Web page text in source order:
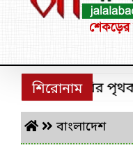
শিরোনাম
শ্রীমঙ্গলে ডিবির পৃথক
বাংলাদেশ